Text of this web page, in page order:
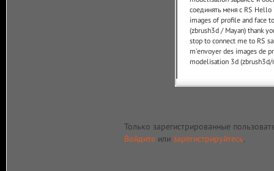
соединять меня с RS
images of profile and face
(zbrush3d / Mayan) thank
stop to connect me to RS
m'envoyer des images de
modelisation 3d
Только зарегистрированные
Войдите или зарегистрируйтесь.